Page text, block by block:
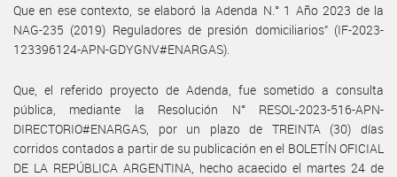
Que en ese contexto, se elaboró la Adenda N.° 1 Año 2023 de la
NAG-235 (2019) Reguladores de presión domiciliarios” (IF-2023-
123396124-APN-GDYGNV#ENARGAS).
Que, el referido proyecto de Adenda, fue sometido a consulta
pública, mediante la Resolución N° RESOL-2023-516-APN-
DIRECTORIO#ENARGAS, por un plazo de TREINTA (30) días
corridos contados a partir de su publicación en el BOLETÍN OFICIAL
DE LA REPÚBLICA ARGENTINA, hecho acaecido el martes 24 de